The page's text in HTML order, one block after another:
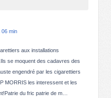
06 min
aux installations
se moquent des cadavres des
engendré par les cigarettiers
MORRIS les interessent et les
du fric patrie de m…